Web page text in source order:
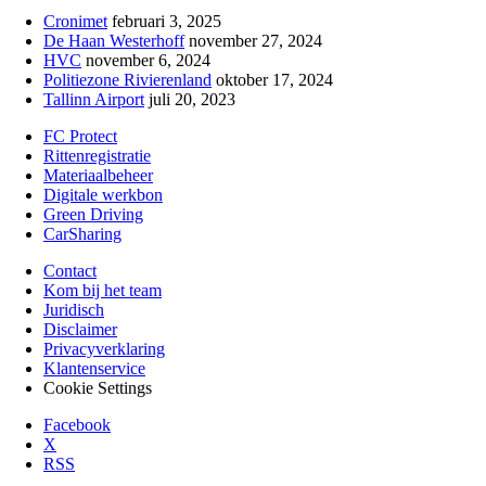
Cronimet februari 3, 2025
De Haan Westerhoff november 27, 2024
HVC november 6, 2024
Politiezone Rivierenland oktober 17, 2024
Tallinn Airport juli 20, 2023
FC Protect
Rittenregistratie
Materiaalbeheer
Digitale werkbon
Green Driving
CarSharing
Contact
Kom bij het team
Juridisch
Disclaimer
Privacyverklaring
Klantenservice
Cookie Settings
Facebook
X
RSS